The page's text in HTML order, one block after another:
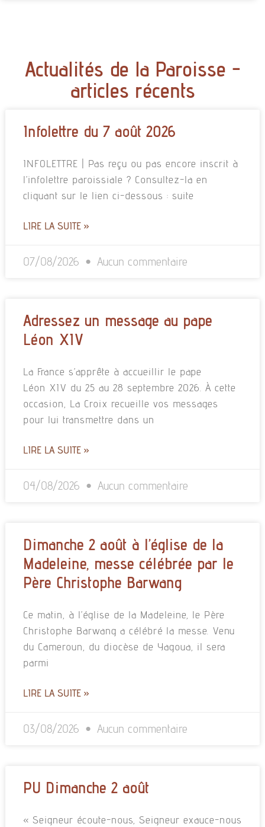
Actualités de la Paroisse -
articles récents
Infolettre du 7 août 2026
INFOLETTRE | Pas reçu ou pas encore inscrit à
l’infolettre paroissiale ? Consultez-la en
cliquant sur le lien ci-dessous : suite
LIRE LA SUITE »
07/08/2026 Aucun commentaire
Adressez un message au pape
Léon XIV
La France s’apprête à accueillir le pape
Léon XIV du 25 au 28 septembre 2026. À cette
occasion, La Croix recueille vos messages
pour lui transmettre dans un
LIRE LA SUITE »
04/08/2026 Aucun commentaire
Dimanche 2 août à l’église de la
Madeleine, messe célébrée par le
Père Christophe Barwang
Ce matin, à l’église de la Madeleine, le Père
Christophe Barwang a célébré la messe. Venu
du Cameroun, du diocèse de Yagoua, il sera
parmi
LIRE LA SUITE »
03/08/2026 Aucun commentaire
PU Dimanche 2 août
« Seigneur écoute-nous, Seigneur exauce-nous